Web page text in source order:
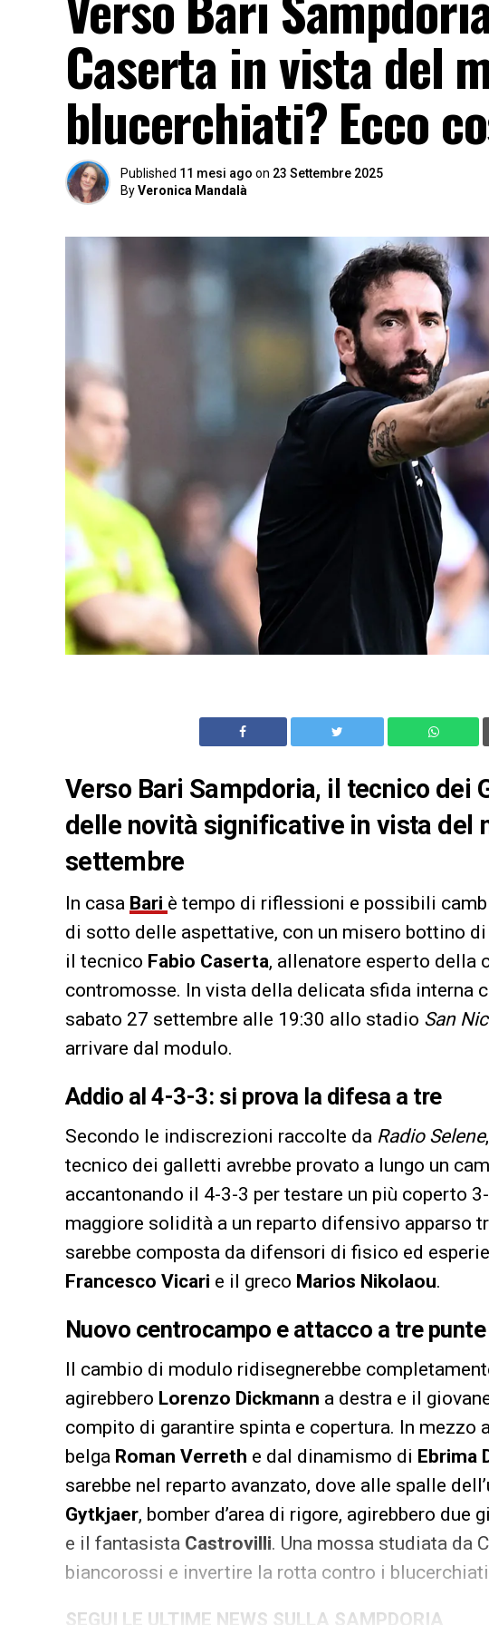
Caserta in vista del
blucerchiati? Ecco
Published 11 mesi ago on 23 Settembre 2025
ByVeronica Mandalà
Verso Bari Sampdoria, il tecnico dei
delle novità significative in vista del
settembre
In casa Bari è tempo di riflessioni e possibili
di sotto delle aspettative, con un misero bottino
il tecnico Fabio Caserta, allenatore esperto della
contromosse. In vista della delicata sfida interna
sabato 27 settembre alle 19:30 allo stadio San
arrivare dal modulo.
Addio al 4-3-3: si prova la difesa a tre
Secondo le indiscrezioni raccolte da Radio Selene
tecnico dei galletti avrebbe provato a lungo un
accantonando il 4-3-3 per testare un più coperto
maggiore solidità a un reparto difensivo apparso
sarebbe composta da difensori di fisico ed
Francesco Vicari e il greco Marios Nikolaou.
Nuovo centrocampo e attacco a tre
Il cambio di modulo ridisegnerebbe
agirebbero Lorenzo Dickmann a destra e il
compito di garantire spinta e copertura. In mezzo
belga Roman Verreth e dal dinamismo di Ebrima
sarebbe nel reparto avanzato, dove alle spalle
Gytkjaer, bomber d’area di rigore, agirebbero
e il fantasista Castrovilli. Una mossa studiata da
biancorossi e invertire la rotta contro i
SEGUI LE ULTIME NEWS SULLA SAMPDORIA